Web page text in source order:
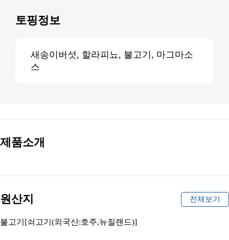
토핑정보
새송이버섯, 할라피뇨, 불고기, 마그마소
스
제품소개
원산지 전체보기
불고기[쇠고기(외국산:호주,뉴질랜드)]